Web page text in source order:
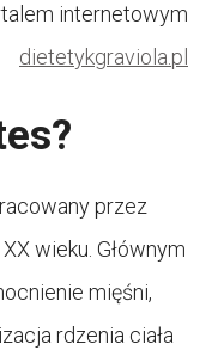
internetowym
dietetykgraviola.pl
przez
wieku. Głównym
mięśni,
rdzenia ciała